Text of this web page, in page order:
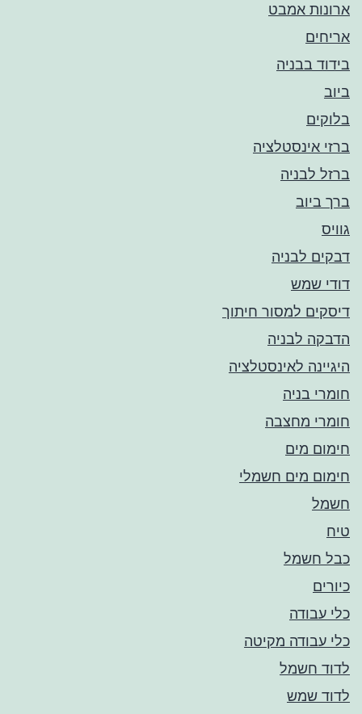
ארונות אמבט
אריחים
בידוד בבניה
ביוב
בלוקים
ברזי אינסטלציה
ברזל לבניה
ברך ביוב
גוויס
דבקים לבניה
דודי שמש
דיסקים למסור חיתוך
הדבקה לבניה
היגיינה לאינסטלציה
חומרי בניה
חומרי מחצבה
חימום מים
חימום מים חשמלי
חשמל
טיח
כבל חשמל
כיורים
כלי עבודה
כלי עבודה מקיטה
לדוד חשמל
לדוד שמש